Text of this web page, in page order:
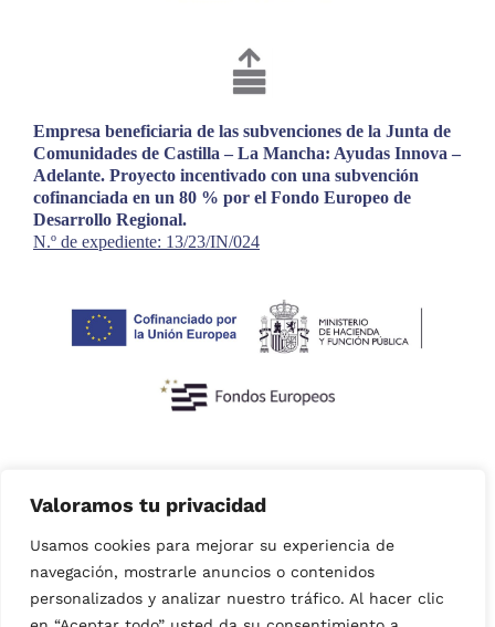
Valoramos tu privacidad
Usamos cookies para mejorar su experiencia de
navegación, mostrarle anuncios o contenidos
personalizados y analizar nuestro tráfico. Al hacer clic
Empresa beneficiaria de las subvenciones de la Junta de
Comunidades de Castilla – La Mancha: Ayudas Innova –
Adelante. Proyecto incentivado con una subvención
cofinanciada en un 80 % por el Fondo Europeo de
Desarrollo Regional.
N.º de expediente: 13/23/IN/024